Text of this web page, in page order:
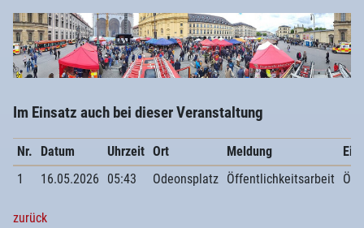
Im Einsatz auch bei dieser Veranstaltung
Nr. Datum Uhrzeit Ort Meldung
1
16.05.2026 05:43 Odeonsplatz Öffentlichkeitsarbeit
zurück